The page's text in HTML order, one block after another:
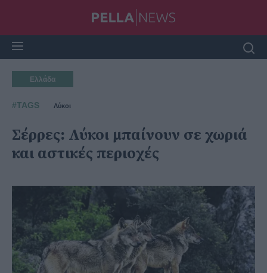
Ελλάδα
#TAGS Λύκοι
Σέρρες: Λύκοι μπαίνουν σε χωριά
και αστικές περιοχές